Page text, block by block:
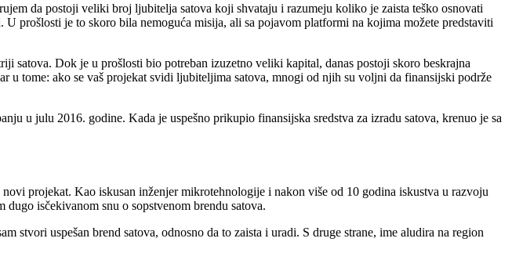
da postoji veliki broj ljubitelja satova koji shvataju i razumeju koliko je zaista teško osnovati
prošlosti je to skoro bila nemoguća misija, ali sa pojavom platformi na kojima možete predstaviti
satova. Dok je u prošlosti bio potreban izuzetno veliki kapital, danas postoji skoro beskrajna
u tome: ako se vaš projekat svidi ljubiteljima satova, mnogi od njih su voljni da finansijski podrže
u julu 2016. godine. Kada je uspešno prikupio finansijska sredstva za izradu satova, krenuo je sa
projekat. Kao iskusan inženjer mikrotehnologije i nakon više od 10 godina iskustva u razvoju
isčekivanom snu o sopstvenom brendu satova.
stvori uspešan brend satova, odnosno da to zaista i uradi. S druge strane, ime aludira na region